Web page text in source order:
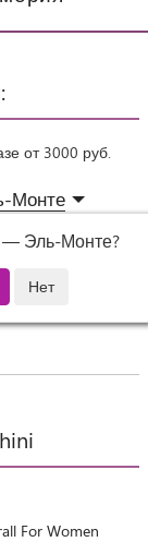
от 3000 руб.
Монте
— Эль-Монте?
For Women